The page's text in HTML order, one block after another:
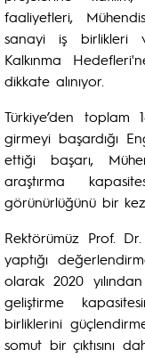
faaliyetleri,
sanayi iş birlikleri
Kalkınma
dikkate alınıyor.
Türkiye’den toplam
girmeyi başardığı
ettiği başarı,
araştırma
görünürlüğünü bir
Rektörümüz Prof.
yaptığı
olarak 2020
geliştirme
birliklerini
somut bir çıktısını